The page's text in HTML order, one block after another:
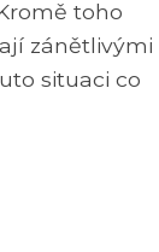
toho
zánětlivými
situaci co